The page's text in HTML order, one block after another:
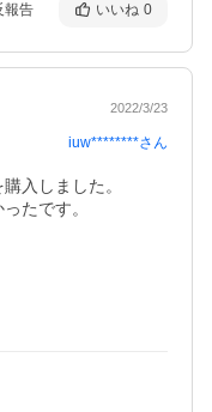
報告 いいね 0
2022/3/23
iuw********さん
入しました。